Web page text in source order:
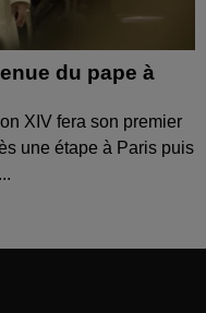
du pape à
XIV fera son premier
une étape à Paris puis